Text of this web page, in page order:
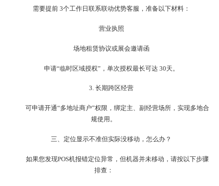
需要提前 3个工作日联系联动优势客服，准备以下材料：
营业执照
场地租赁协议或展会邀请函
申请“临时区域授权”，单次授权最长可达 30天。
3. 长期跨区经营
可申请开通“多地址商户”权限，绑定主、副经营场所，实现多地合
规使用。
三、定位显示不准但实际没移动，怎么办？
如果您发现POS机报错定位异常，但机器并未移动，请按以下步骤
排查：